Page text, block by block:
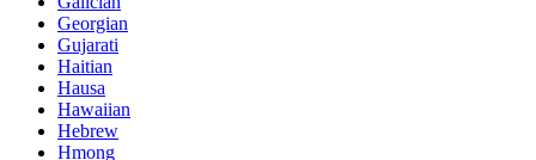
Georgian
Gujarati
Haitian
Hausa
Hawaiian
Hebrew
Hmong